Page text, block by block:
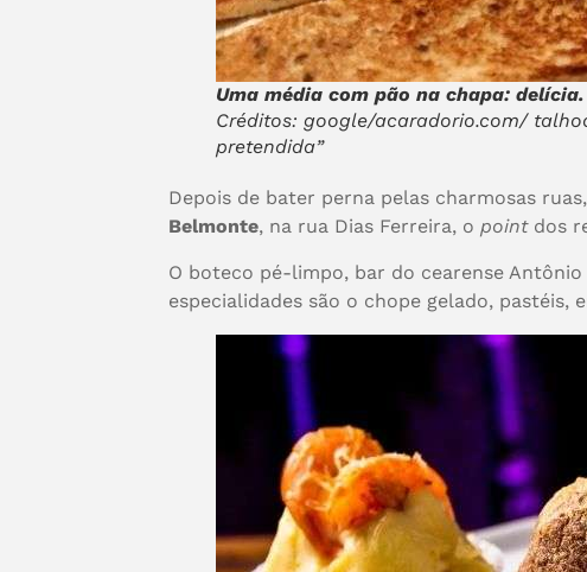
Uma média com pão na chapa: delícia.
Créditos: google/acaradorio.com/
pretendida”
Depois de bater perna pelas charmosas
Belmonte, na rua Dias Ferreira, o pointdos
O boteco pé-limpo, bar do cearense Antônio
especialidades são o chope gelado, pastéis,